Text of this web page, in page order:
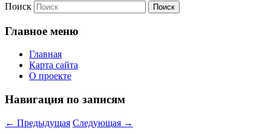
Поиск
Главное меню
Главная
Карта сайта
О проекте
Навигация по записям
← Предыдущая Следующая →